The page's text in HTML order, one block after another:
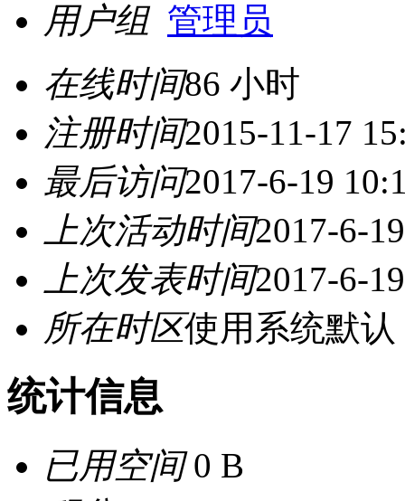
用户组 管理员
在线时间86 小时
注册时间2015-11-17
最后访问2017-6-19
上次活动时间2017-6-
上次发表时间2017-6-
所在时区使用系统默认
统计信息
已用空间0 B